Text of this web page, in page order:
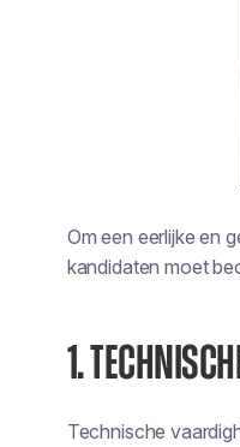
Om een eerlijke en
kandidaten moet
1.
Technische